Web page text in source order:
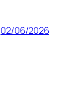
02/06/2026